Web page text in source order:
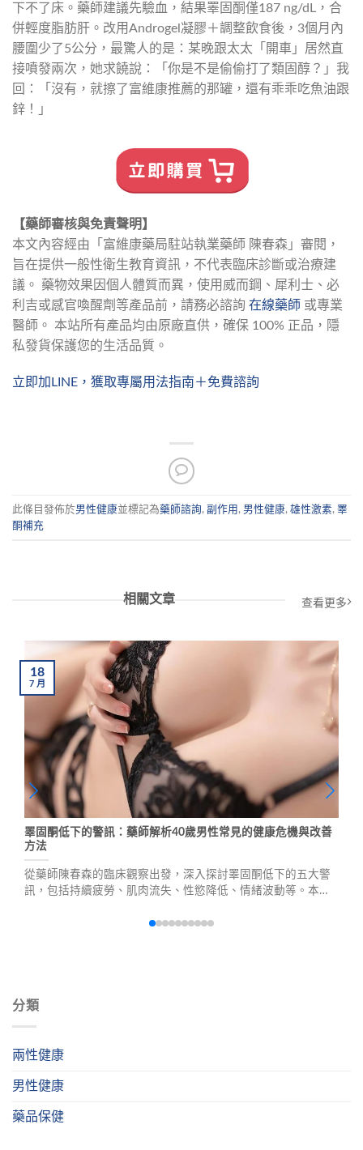
分類
兩性健康
男性健康
藥品保健
下不了床。藥師建議先驗血，結果睪固酮僅187 ng/dL，合
併輕度脂肪肝。改用Androgel凝膠＋調整飲食後，3個月內
腰圍少了5公分，最驚人的是：某晚跟太太「開車」居然直
接噴發兩次，她求饒說：「你是不是偷偷打了類固醇？」我
回：「沒有，就擦了富維康推薦的那罐，還有乖乖吃魚油跟
鋅！」
【藥師審核與免責聲明】
本文內容經由「富維康藥局駐站執業藥師 陳春森」審閱，
旨在提供一般性衛生教育資訊，不代表臨床診斷或治療建
議。 藥物效果因個人體質而異，使用威而鋼、犀利士、必
利吉或感官喚醒劑等產品前，請務必諮詢 在線藥師 或專業
醫師。 本站所有產品均由原廠直供，確保 100% 正品，隱
私發貨保護您的生活品質。
立即加LINE，獲取專屬用法指南＋免費諮詢
此條目發佈於男性健康並標記為藥師諮詢, 副作用 , 男性健康, 雄性激素, 睪
酮補充
相關文章 查看更多
睪固酮低下的警訊：藥師解析40歲男性常見的健康危機與改善
方法
從藥師陳春森的臨床觀察出發，深入探討睪固酮低下的五大警
訊，包括持續疲勞、肌肉流失、性慾降低、情緒波動等。本文
入選擇，並分享真實案例，幫助男性重拾健康與自信。
18
7月